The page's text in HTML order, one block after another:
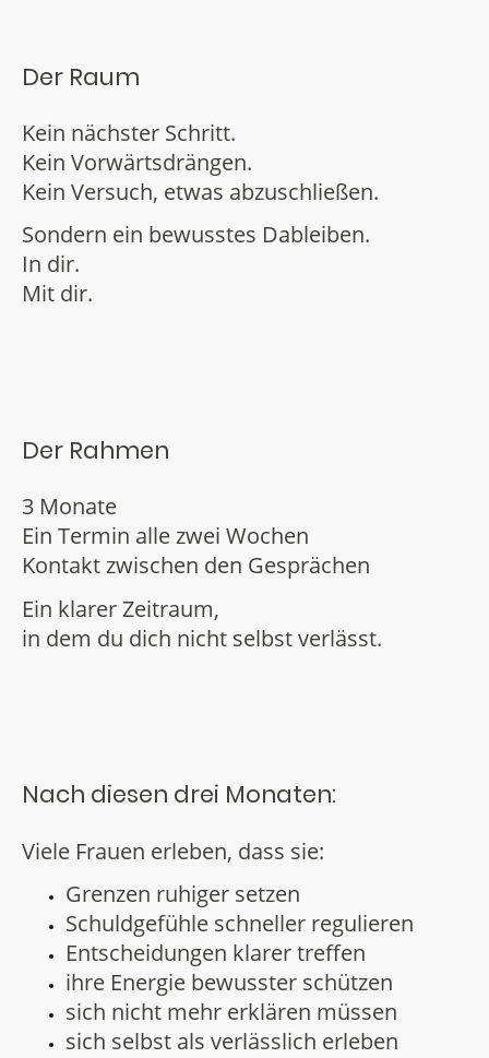
Der Raum
Kein nächster Schritt.
Kein Vorwärtsdrängen.
Kein Versuch, etwas abzuschließen.
Sondern ein bewusstes Dableiben.
In dir.
Mit dir.
Der Rahmen
3 Monate
Ein Termin alle zwei Wochen
Kontakt zwischen den Gesprächen
Ein klarer Zeitraum,
in dem du dich nicht selbst verlässt.
Nach diesen drei Monaten:
Viele Frauen erleben, dass sie:
Grenzen ruhiger setzen
Schuldgefühle schneller regulieren
Entscheidungen klarer treffen
ihre Energie bewusster schützen
sich nicht mehr erklären müssen
sich selbst als verlässlich erleben